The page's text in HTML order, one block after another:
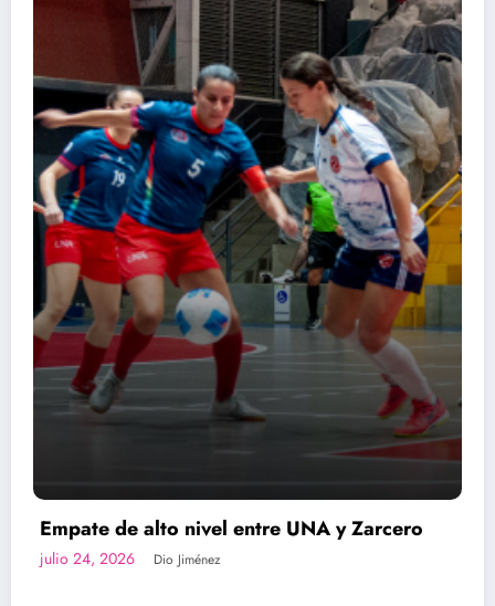
Noelia Bermúdez se despide de
para convertirse en nueva legionaria